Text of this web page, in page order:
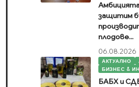
защитим
плодове...
06.08.2026
АКТУАЛНО
БИЗНЕС &
БАБХ и